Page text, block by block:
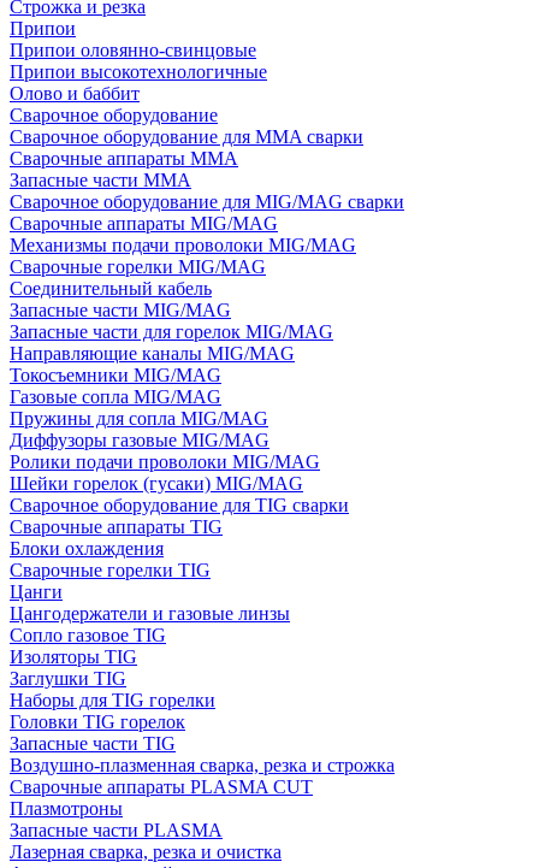
Строжка и резка
Припои
Припои оловянно-свинцовые
Припои высокотехнологичные
Олово и баббит
Сварочное оборудование
Сварочное оборудование для MMA сварки
Сварочные аппараты MMA
Запасные части MMA
Сварочное оборудование для MIG/MAG сварки
Сварочные аппараты MIG/MAG
Механизмы подачи проволоки MIG/MAG
Сварочные горелки MIG/MAG
Соединительный кабель
Запасные части MIG/MAG
Запасные части для горелок MIG/MAG
Направляющие каналы MIG/MAG
Токосъемники MIG/MAG
Газовые сопла MIG/MAG
Пружины для сопла MIG/MAG
Диффузоры газовые MIG/MAG
Ролики подачи проволоки MIG/MAG
Шейки горелок (гусаки) MIG/MAG
Сварочное оборудование для TIG сварки
Сварочные аппараты TIG
Блоки охлаждения
Сварочные горелки TIG
Цанги
Цангодержатели и газовые линзы
Сопло газовое TIG
Изоляторы TIG
Заглушки TIG
Наборы для TIG горелки
Головки TIG горелок
Запасные части TIG
Воздушно-плазменная сварка, резка и строжка
Сварочные аппараты PLASMA CUT
Плазмотроны
Запасные части PLASMA
Лазерная сварка, резка и очистка